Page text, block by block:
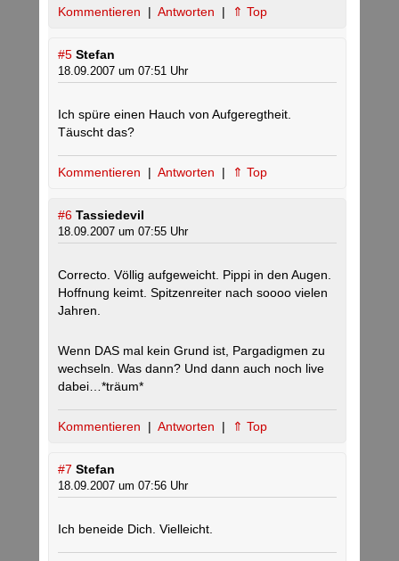
Kommentieren | Antworten | ⇑ Top
#5 Stefan
18.09.2007 um 07:51 Uhr
Ich spüre einen Hauch von Aufgeregtheit.
Täuscht das?
Kommentieren | Antworten | ⇑ Top
#6 Tassiedevil
18.09.2007 um 07:55 Uhr
Correcto. Völlig aufgeweicht. Pippi in den Augen.
Hoffnung keimt. Spitzenreiter nach soooo vielen
Jahren.
Wenn DAS mal kein Grund ist, Pargadigmen zu
wechseln. Was dann? Und dann auch noch live
dabei…*träum*
Kommentieren | Antworten | ⇑ Top
#7 Stefan
18.09.2007 um 07:56 Uhr
Ich beneide Dich. Vielleicht.